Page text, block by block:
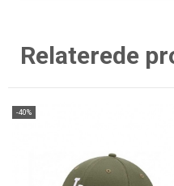
Relaterede
-40%